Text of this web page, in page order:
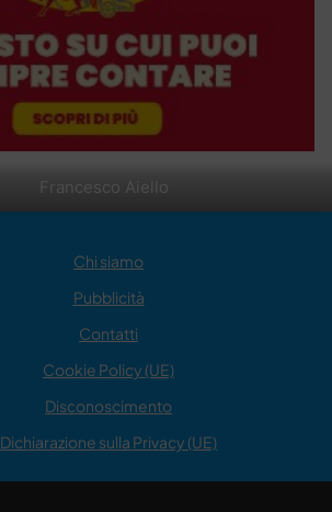
Francesco Aiello
Chi siamo
Pubblicità
Contatti
Cookie Policy (UE)
Disconoscimento
Dichiarazione sulla Privacy (UE)